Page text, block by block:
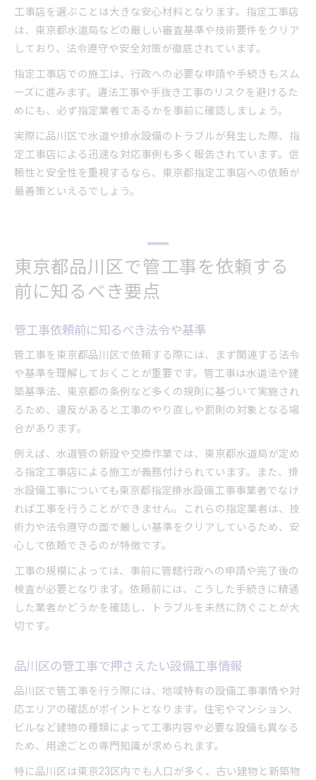
工事店を選ぶことは大きな安心材料となります。指定工事店
は、東京都水道局などの厳しい審査基準や技術要件をクリア
しており、法令遵守や安全対策が徹底されています。
指定工事店での施工は、行政への必要な申請や手続きもスム
ーズに進みます。違法工事や手抜き工事のリスクを避けるた
めにも、必ず指定業者であるかを事前に確認しましょう。
実際に品川区で水道や排水設備のトラブルが発生した際、指
定工事店による迅速な対応事例も多く報告されています。信
頼性と安全性を重視するなら、東京都指定工事店への依頼が
最善策といえるでしょう。
東京都品川区で管工事を依頼する
前に知るべき要点
管工事依頼前に知るべき法令や基準
管工事を東京都品川区で依頼する際には、まず関連する法令
や基準を理解しておくことが重要です。管工事は水道法や建
築基準法、東京都の条例など多くの規則に基づいて実施され
るため、違反があると工事のやり直しや罰則の対象となる場
合があります。
例えば、水道管の新設や交換作業では、東京都水道局が定め
る指定工事店による施工が義務付けられています。また、排
水設備工事についても東京都指定排水設備工事事業者でなけ
れば工事を行うことができません。これらの指定業者は、技
術力や法令遵守の面で厳しい基準をクリアしているため、安
心して依頼できるのが特徴です。
工事の規模によっては、事前に管轄行政への申請や完了後の
検査が必要となります。依頼前には、こうした手続きに精通
した業者かどうかを確認し、トラブルを未然に防ぐことが大
切です。
品川区の管工事で押さえたい設備工事情報
品川区で管工事を行う際には、地域特有の設備工事事情や対
応エリアの確認がポイントとなります。住宅やマンション、
ビルなど建物の種類によって工事内容や必要な設備も異なる
ため、用途ごとの専門知識が求められます。
特に品川区は東京23区内でも人口が多く、古い建物と新築物